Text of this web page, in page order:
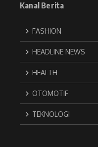
Kanal Berita
FASHION
HEADLINE NEWS
HEALTH
OTOMOTIF
TEKNOLOGI